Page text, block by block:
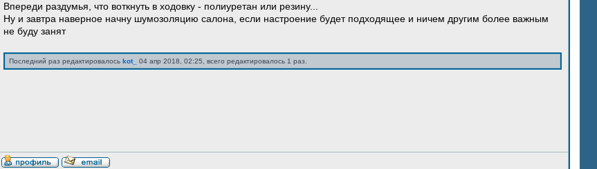
Впереди раздумья, что воткнуть в ходовку - полиуретан или резину...
Ну и завтра наверное начну шумозоляцию салона, если настроение будет подходящее и ничем другим более важным
не буду занят
Последний раз редактировалось kot_ 04 апр 2018, 02:25, всего редактировалось 1 раз.